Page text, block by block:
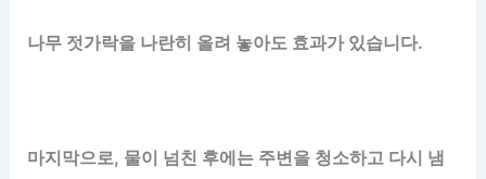
나무 젓가락을 나란히 올려 놓아도 효과가 있습니다.
마지막으로, 물이 넘친 후에는 주변을 청소하고 다시 냄